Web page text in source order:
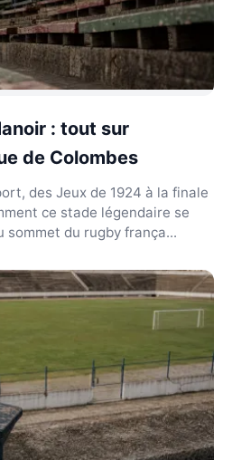
: tout sur
de Colombes
des Jeux de 1924 à la finale
ce stade légendaire se
du rugby frança...